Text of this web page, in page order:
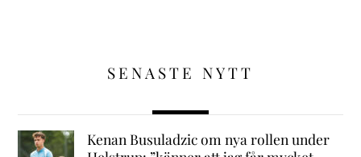
SENASTE NYTT
Kenan Busuladzic om nya rollen under